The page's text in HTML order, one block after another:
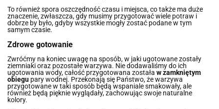
To również spora oszczędność czasu i miejsca, co także ma duże
znaczenie, zwłaszcza, gdy musimy przygotować wiele potraw i
dobrze by było, gdyby wszystkie mogły zostać podane w tym
samym czasie.
Zdrowe gotowanie
Zwróćmy na koniec uwagę na sposób, w jaki ugotowane zostały
ziemniaki oraz pozostałe warzywa. Nie dodawaliśmy do ich
ugotowania wody, całość przygotowana została w zamkniętym
obiegu pary wodnej. Przekonają się Państwo, że warzywa
przygotowane w taki sposób będą wspaniale smakowały, ale
również będą pięknie wyglądały, zachowując swoje naturalne
kolory.